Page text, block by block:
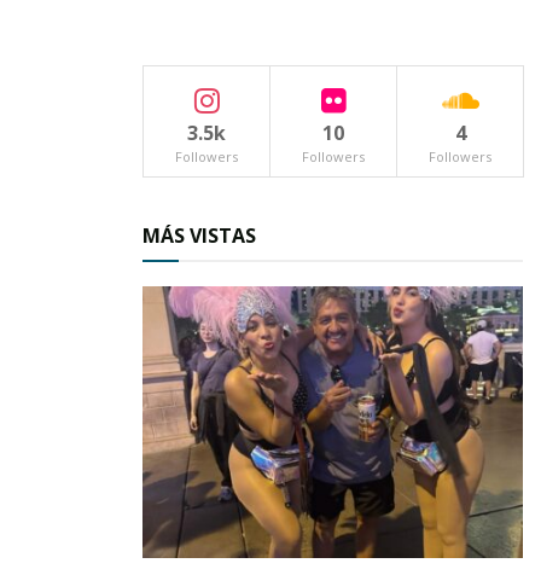
casos de Las
Alahuerteras, Las Pastorelas, el Día de Santa
Ana, Santo Santiago Apóstol, el Día de San Juan
y el Día de la Natividad que se festeja cada 08 de
septiembre, que es el caso que nos ocupa en
esta ocasión.
3.5k
Followers
10
Followers
4
Followers
MÁS VISTAS